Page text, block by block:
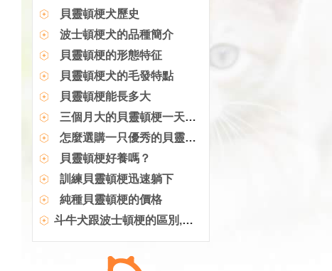
貝靈頓梗犬歷史
波士頓梗犬的品種簡介
貝靈頓梗的形態特征
貝靈頓梗犬的毛發特點
貝靈頓梗能長多大
三個月大的貝靈頓梗一天的口糧
怎麼選購一只優秀的貝靈頓梗
貝靈頓梗好養嗎？
訓練貝靈頓梗迅速躺下
純種貝靈頓梗的價格
斗牛犬跟波士頓梗的區別,長相類似個頭不同